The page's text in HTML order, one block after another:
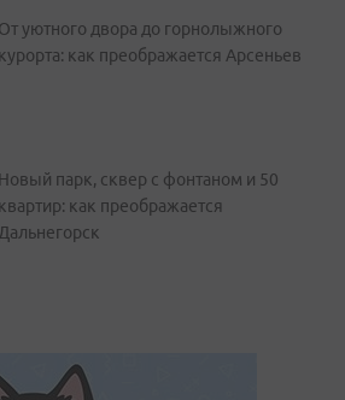
От уютного двора до горнолыжного
курорта: как преображается Арсеньев
Новый парк, сквер с фонтаном и 50
квартир: как преображается